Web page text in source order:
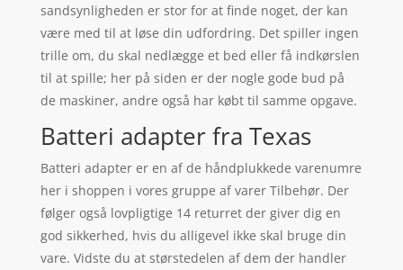
sandsynligheden er stor for at finde noget, der kan
være med til at løse din udfordring. Det spiller ingen
trille om, du skal nedlægge et bed eller få indkørslen
til at spille; her på siden er der nogle gode bud på
de maskiner, andre også har købt til samme opgave.
Batteri adapter fra Texas
Batteri adapter er en af de håndplukkede varenumre
her i shoppen i vores gruppe af varer Tilbehør. Der
følger også lovpligtige 14 returret der giver dig en
god sikkerhed, hvis du alligevel ikke skal bruge din
vare. Vidste du at størstedelen af dem der handler